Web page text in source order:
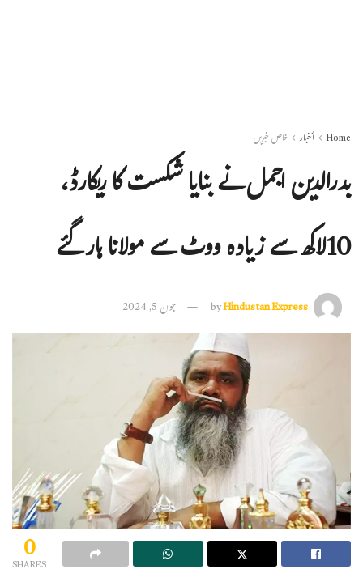
Home أخبار خاص خبریں
بدرالدین اجمل نے بنایا شکست کا ریکارڈ،
10لاکھ سے زیادہ ووٹ سے مولانا ہارگئے
byHindustan Express جون 5, 2024
0
SHARES